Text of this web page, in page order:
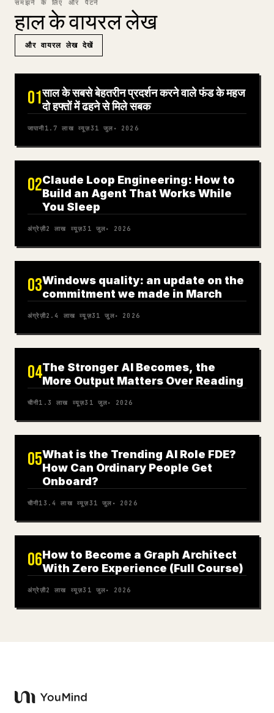
समझने के लिए और पैटर्न
हाल के वायरल लेख
और वायरल लेख देखें
01साल के सबसे बेहतरीन प्रदर्शन करने वाले फंड के महज
दो हफ्तों में ढहने से मिले सबक
जापानी1.7 लाख व्यूज़31 जुल॰ 2026
02Claude Loop Engineering: How to
Build an Agent That Works While
You Sleep
अंग्रेज़ी2 लाख व्यूज़31 जुल॰ 2026
03Windows quality: an update on the
commitment we made in March
अंग्रेज़ी2.4 लाख व्यूज़31 जुल॰ 2026
04The Stronger AI Becomes, the
More Output Matters Over Reading
चीनी1.3 लाख व्यूज़31 जुल॰ 2026
05What is the Trending AI Role FDE?
How Can Ordinary People Get
Onboard?
चीनी13.4 लाख व्यूज़31 जुल॰ 2026
06How to Become a Graph Architect
With Zero Experience (Full Course)
अंग्रेज़ी2 लाख व्यूज़31 जुल॰ 2026